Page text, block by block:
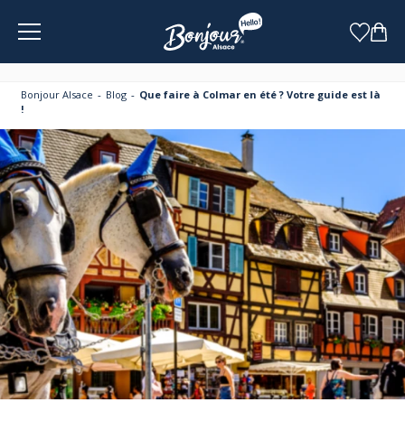
Bonjour Alsace Blog
Que faire à Colmar en été ? Votre guide est là
!